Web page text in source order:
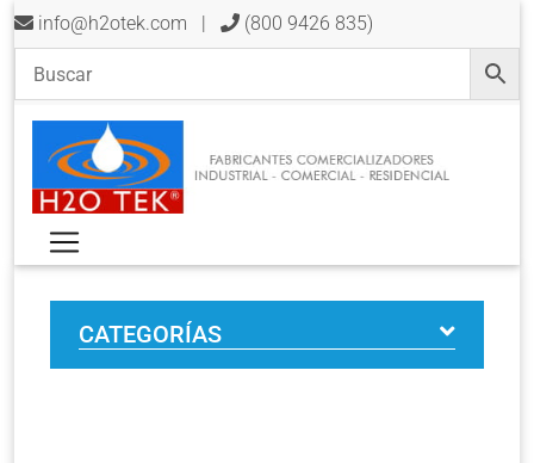
info@h2otek.com | (800 9426 835)
CATEGORÍAS